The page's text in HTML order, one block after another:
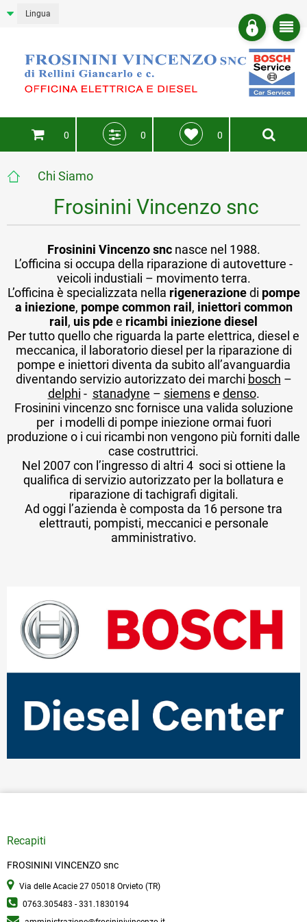
Lingua
0 0 0
Chi Siamo
Frosinini Vincenzo snc
Frosinini Vincenzo sncnasce nel 1988.
L’officina si occupa della riparazione di autovetture -
veicoli industiali – movimento terra.
L’officina è specializzata nella rigenerazionedi pompe
a iniezione, pompe common rail , iniettori common
rail , uis pdee ricambi iniezione diesel
Per tutto quello che riguarda la parte elettrica, diesel e
meccanica, il laboratorio diesel per la riparazione di
pompe e iniettori diventa da subito all’avanguardia
diventando servizio autorizzato dei marchi bosch –
delphi - stanadyne – siemense denso.
Frosinini vincenzo snc fornisce una valida soluzione
per i modelli di pompe iniezione ormai fuori
produzione o i cui ricambi non vengono più forniti dalle
case costruttrici.
Nel 2007 con l’ingresso di altri 4 soci si ottiene la
qualifica di servizio autorizzato per la bollatura e
riparazione di tachigrafi digitali.
Ad oggi l’azienda è composta da 16 persone tra
elettrauti, pompisti, meccanici e personale
amministrativo.
Recapiti
FROSININI VINCENZO snc
Via delle Acacie 27 05018 Orvieto (TR)
0763.305483 - 331.1830194